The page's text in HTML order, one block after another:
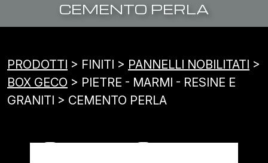
CEMENTO PERLA
PRODOTTI > FINITI > PANNELLI NOBILITATI >
BOX GECO > PIETRE - MARMI - RESINE E
GRANITI > CEMENTO PERLA
CEMENTO PERLA